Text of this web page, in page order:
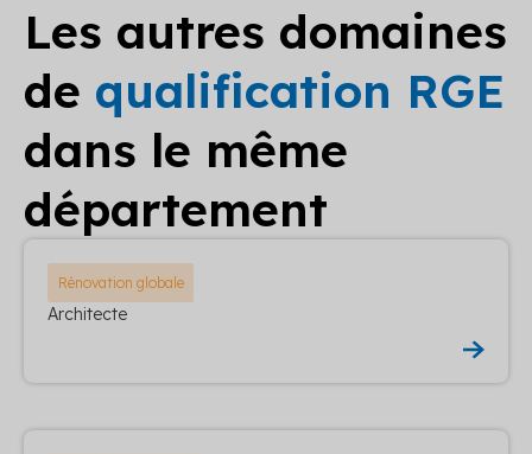
Les autres domaines
de qualification RGE
dans le même
département
Rénovation globale
Architecte